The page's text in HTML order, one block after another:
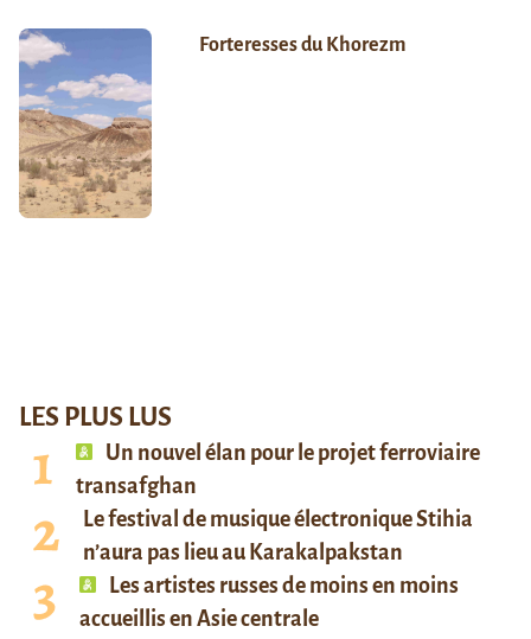
Forteresses du Khorezm
LES PLUS LUS
Un nouvel élan pour le projet ferroviaire
transafghan
Le festival de musique électronique Stihia
n’aura pas lieu au Karakalpakstan
Les artistes russes de moins en moins
accueillis en Asie centrale